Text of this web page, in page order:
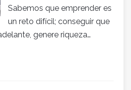
Sabemos que emprender es
un reto difícil; conseguir que
genere riqueza…